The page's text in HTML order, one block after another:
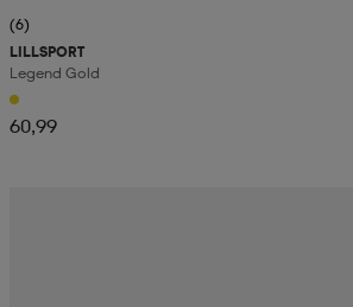
(6)
LILLSPORT
Legend Gold
60,99